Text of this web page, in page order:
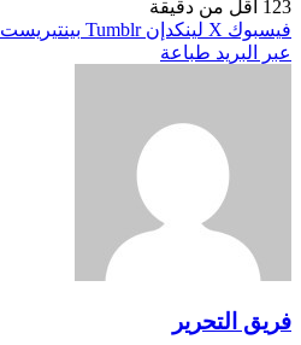
123 أقل من دقيقة
فيسبوك X لينكدإن بينتيريست
عبر البريد طباعة
فريق التحرير